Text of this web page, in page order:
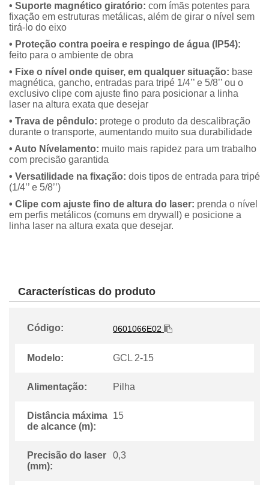
• Suporte magnético giratório: com ímãs potentes para
fixação em estruturas metálicas, além de girar o nível sem
tirá-lo do eixo
• Proteção contra poeira e respingo de água (IP54):
feito para o ambiente de obra
• Fixe o nível onde quiser, em qualquer situação: base
magnética, gancho, entradas para tripé 1/4’’ e 5/8’’ ou o
exclusivo clipe com ajuste fino para posicionar a linha
laser na altura exata que desejar
• Trava de pêndulo: protege o produto da descalibração
durante o transporte, aumentando muito sua durabilidade
• Auto Nívelamento: muito mais rapidez para um trabalho
com precisão garantida
• Versatilidade na fixação: dois tipos de entrada para tripé
(1/4’’ e 5/8’’)
• Clipe com ajuste fino de altura do laser: prenda o nível
em perfis metálicos (comuns em drywall) e posicione a
linha laser na altura exata que desejar.
Características do produto
Código: 0601066E02
Modelo: GCL 2-15
Alimentação: Pilha
Distância máxima
de alcance (m):
15
Precisão do laser
(mm):
0,3